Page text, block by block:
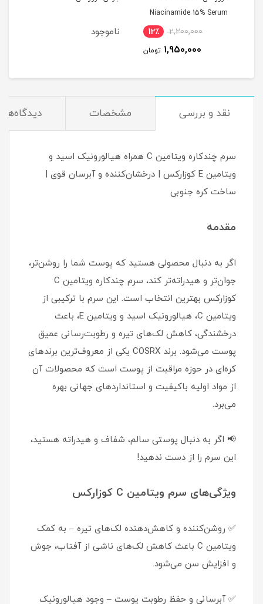
Niacinamide 15% Serum
2,200,000 12٪
1,950,000 تومان
ناموجود
نقد و بررسی مشخصات دیدگاه‌ها
سرم چندکاره ویتامین C همراه هیالورونیک اسید و
ویتامین E کوزارکس | درخشان‌کننده و آبرسان قوی |
ساخت کره جنوبی
مقدمه
اگر به دنبال محصولی هستید که پوست شما را روشن‌تر،
جوان‌تر و هیدراته‌تر کند، سرم چندکاره ویتامین C
کوزارکس بهترین انتخاب است. این سرم با ترکیبی از
ویتامین C، هیالورونیک اسید و ویتامین E، باعث
درخشندگی، کاهش لک‌های تیره و رطوبت‌رسانی عمیق
پوست می‌شود. برند COSRX یکی از معروف‌ترین برندهای
کره‌ای در حوزه مراقبت از پوست است که محصولات آن
از مواد اولیه باکیفیت و استانداردهای جهانی بهره
می‌برد.
📢 اگر به دنبال پوستی سالم، شفاف و هیدراته هستید،
این سرم را از دست ندهید!
ویژگی‌های سرم ویتامین C کوزارکس
✅ روشن‌کننده و کاهش‌دهنده لک‌های تیره – به کمک
ویتامین C باعث کاهش لک‌های ناشی از آفتاب، جوش
و افزایش سن می‌شود.
✅ آبرسانی و حفظ رطوبت پوست – وجود هیالورونیک